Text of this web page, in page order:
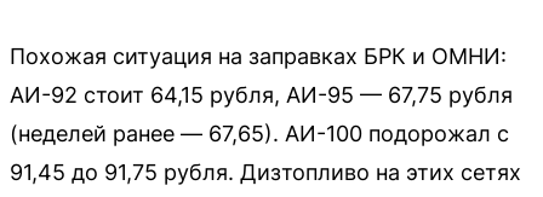
Похожая ситуация на заправках БРК и ОМНИ:
АИ-92 стоит 64,15 рубля, АИ-95 — 67,75 рубля
(неделей ранее — 67,65). АИ-100 подорожал с
91,45 до 91,75 рубля. Дизтопливо на этих сетях